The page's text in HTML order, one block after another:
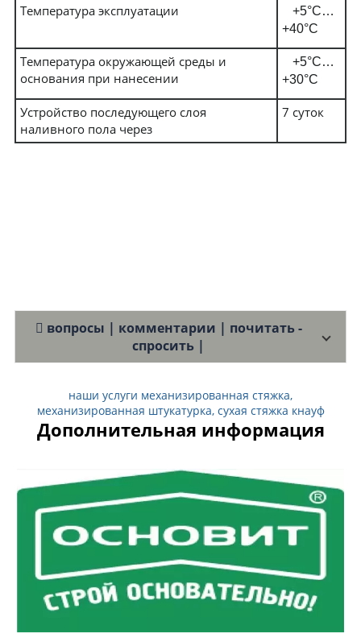
Температура эксплуатации
+5°С…
+40°С
Температура окружающей среды и
основания при нанесении
+5°С…
+30°С
Устройство последующего слоя
наливного пола через
7 суток
вопросы | комментарии | почитать -
спросить |
наши услуги механизированная стяжка,
механизированная штукатурка, сухая стяжка кнауф
Дополнительная информация